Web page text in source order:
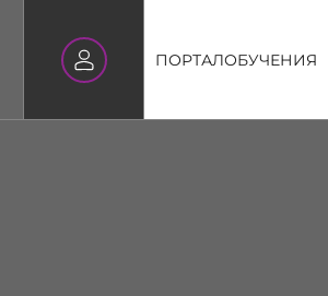
ПОРТАЛОБУЧЕНИЯ